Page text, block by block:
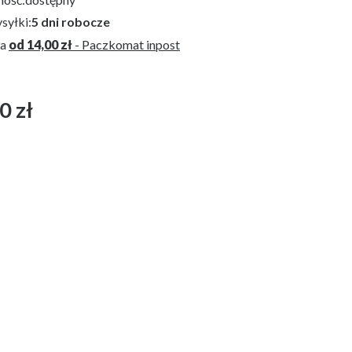
5 dni robocze
od 14,00 zł - Paczkomat inpost
zł